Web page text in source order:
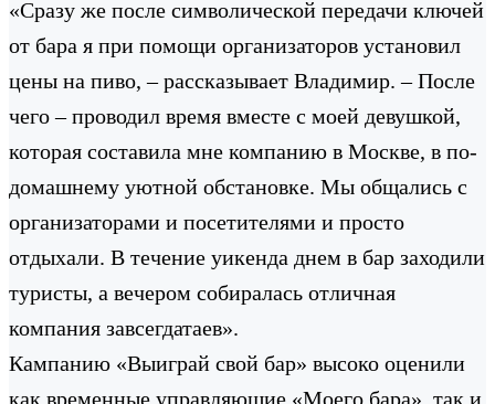
«Сразу же после символической передачи ключей
от бара я при помощи организаторов установил
цены на пиво, – рассказывает Владимир. – После
чего – проводил время вместе с моей девушкой,
которая составила мне компанию в Москве, в по-
домашнему уютной обстановке. Мы общались с
организаторами и посетителями и просто
отдыхали. В течение уикенда днем в бар заходили
туристы, а вечером собиралась отличная
компания завсегдатаев».
Кампанию «Выиграй свой бар» высоко оценили
как временные управляющие «Моего бара», так и